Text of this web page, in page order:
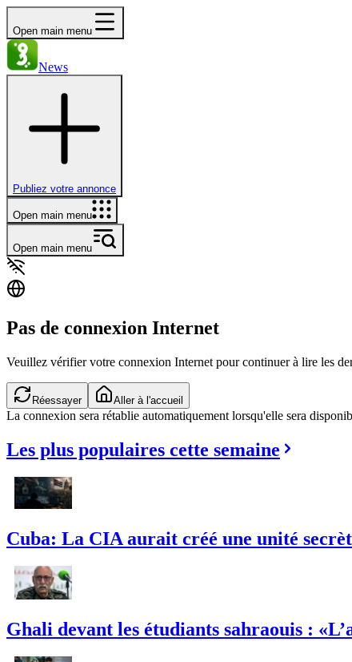
Open main menu
News
Publiez votre annonce
Open main menu
Open main menu
Pas de connexion Internet
Veuillez vérifier votre connexion Internet pour continuer à lire les
Réessayer Aller à l'accueil
La connexion sera rétablie automatiquement lorsqu'elle sera
Les plus populaires cette semaine
Cuba: La CIA aurait créé une unité
Ghali devant les étudiants sahraouis :